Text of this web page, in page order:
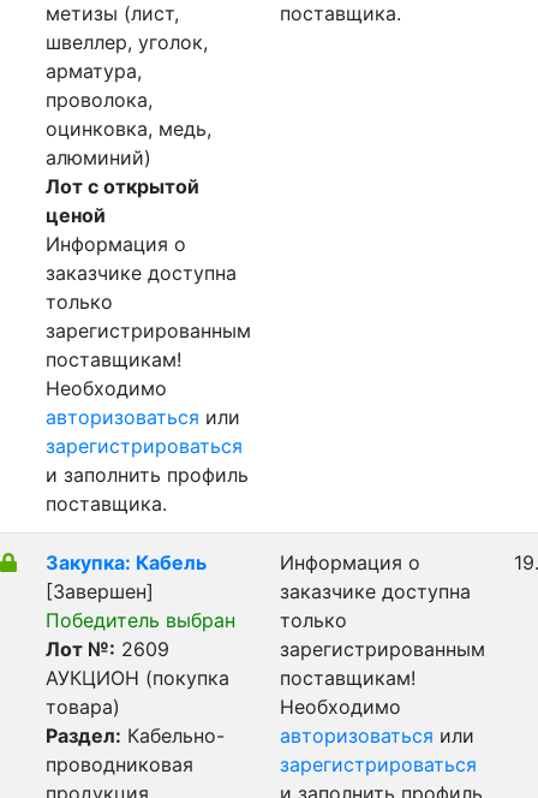
метизы (лист,
швеллер, уголок,
арматура,
проволока,
оцинковка, медь,
алюминий)
Лот с открытой
ценой
Информация о
заказчике доступна
только
зарегистрированным
поставщикам!
Необходимо
авторизоваться или
зарегистрироваться
и заполнить профиль
поставщика.
поставщика.
Закупка: Кабель
[Завершен]
Победитель выбран
Лот №: 2609
АУКЦИОН (покупка
товара)
Раздел: Кабельно-
проводниковая
продукция
Информация о
заказчике доступна
только
зарегистрированным
поставщикам!
Необходимо
авторизоваться или
зарегистрироваться
и заполнить профиль